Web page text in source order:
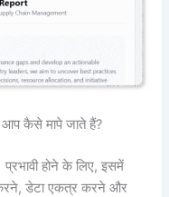
कैसे मापे जाते हैं?
होने के लिए, इसमें
करने, डेटा एकत्र करने और